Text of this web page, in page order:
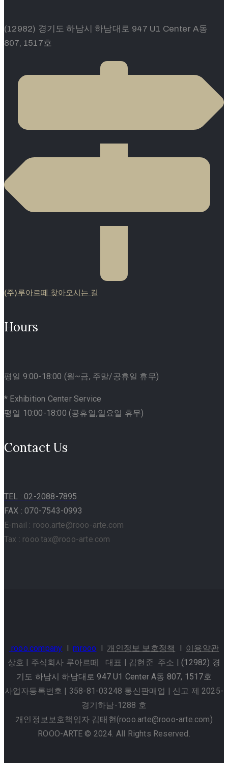
(12982) 경기도 하남시 하남대로 947 U1 Center A동
807, 1517호
(주)루아르떼 찾아오시는 길
Hours
평일 9:00-18:00 (월~금, 주말/공휴일 휴무)
* Exhibition Center Service
평일 10:00-18:00 (공휴일,일요일 휴무)
Contact Us
TEL : 02-2088-7895
FAX : 070-7543-0993
E-mail : rooo.arte@rooo-arte.com
Tax : rooo.tax@rooo-arte.com
rooo.company lmrooo 개인정보 보호정책
이용약관
상호 | 주식회사 루아르떼 대표 | 김현준 주소 |(12982) 경
기도 하남시 하남대로 947 U1 Center A동 807, 1517호
사업자등록번호 | 358-81-03248 통신판매업 | 신고 제 2025-
경기하남-1288 호
개인정보보호책임자 김태현(rooo.arte@rooo-arte.com)
ROOO-ARTE © 2024. All Rights Reserved.